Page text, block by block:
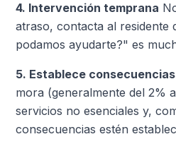
4. Intervención temprana
atraso, contacta al residente
podamos ayudarte?" es
5. Establece
mora (generalmente del 2%
servicios no esenciales y,
consecuencias estén